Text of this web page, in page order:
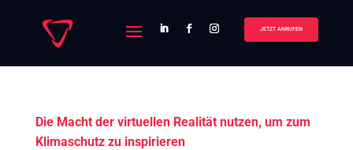
JETZT ANRUFEN
Die Macht der virtuellen Realität nutzen, um zum
Klimaschutz zu inspirieren